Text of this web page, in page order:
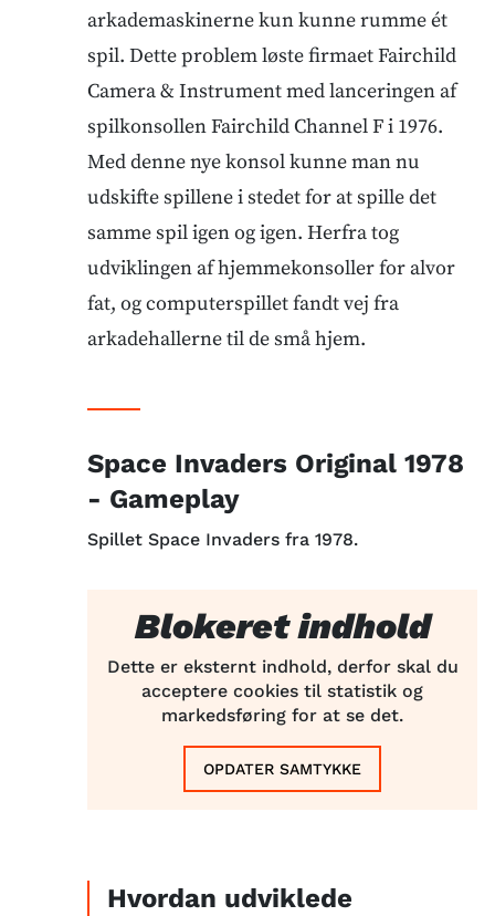
arkademaskinerne kun kunne rumme ét
spil. Dette problem løste firmaet Fairchild
Camera & Instrument med lanceringen af
spilkonsollen Fairchild Channel F i 1976.
Med denne nye konsol kunne man nu
udskifte spillene i stedet for at spille det
samme spil igen og igen. Herfra tog
udviklingen af hjemmekonsoller for alvor
fat, og computerspillet fandt vej fra
arkadehallerne til de små hjem.
Space Invaders Original 1978
- Gameplay
Spillet Space Invaders fra 1978.
Blokeret indhold
Dette er eksternt indhold, derfor skal du
acceptere cookies til statistik og
markedsføring for at se det.
OPDATER SAMTYKKE
Hvordan udviklede